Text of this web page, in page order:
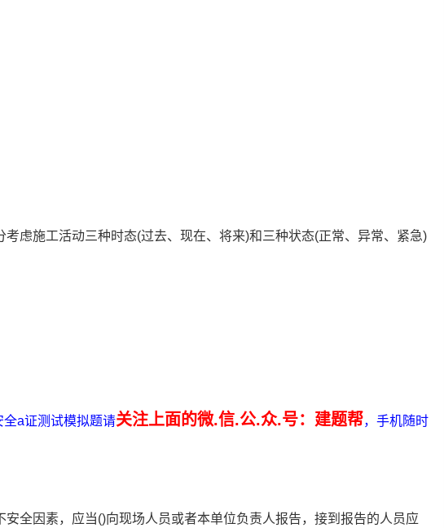
虑施工活动三种时态(过去、现在、将来)和三种状态(正常、异常、紧急)
全a证测试模拟题请关注上面的微.信.公.众.号：建题帮，手机随时
全因素，应当()向现场人员或者本单位负责人报告，接到报告的人员应